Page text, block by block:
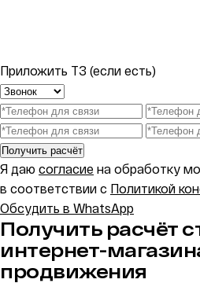
Приложить ТЗ (если есть)
Получить расчёт
Я даю согласие на обработку
в соответствии с Политикой
Обсудить в WhatsApp
Получить расчёт
интернет-
продвижения